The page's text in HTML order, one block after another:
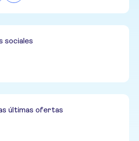
sociales
últimas ofertas